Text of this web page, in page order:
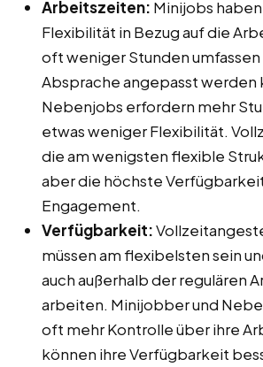
Arbeitszeiten: Minijobs
Flexibilität in Bezug auf die
oft weniger Stunden umfassen
Absprache angepasst werden
Nebenjobs erfordern mehr
etwas weniger Flexibilität.
die am wenigsten flexible
aber die höchste
Engagement.
Verfügbarkeit:
müssen am flexibelsten sein
auch außerhalb der regulären
arbeiten. Minijobber und
oft mehr Kontrolle über ihre
können ihre Verfügbarkeit